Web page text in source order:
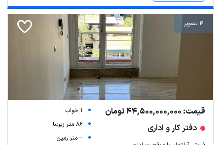
4 تصویر
قیمت: 44,500,000,000 تومان
دفتر کار و اداری
1 خواب
86 متر زیربنا
-- متر زمین